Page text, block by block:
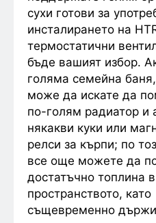
сухи готови за
инсталирането на
термостатични
бъде вашият избор.
голяма семейна
може да искате да
по-голям радиатор и
някакви куки или
релси за кърпи; по
все още можете да
достатъчно топлина в
пространството, като
същевременно